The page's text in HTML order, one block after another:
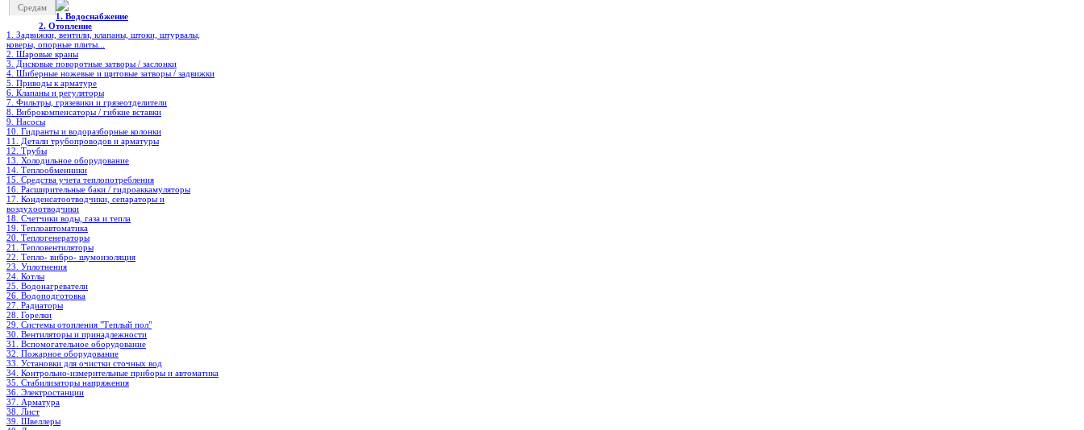
Средам
1. Водоснабжение
2. Отопление
1. Задвижки, вентили, клапаны, штоки, штурвалы,
коверы, опорные плиты...
2. Шаровые краны
3. Дисковые поворотные затворы / заслонки
4. Шиберные ножевые и щитовые затворы / задвижки
5. Приводы к арматуре
6. Клапаны и регуляторы
7. Фильтры, грязевики и грязеотделители
8. Виброкомпенсаторы / гибкие вставки
9. Насосы
10. Гидранты и водоразборные колонки
11. Детали трубопроводов и арматуры
12. Трубы
13. Холодильное oборудование
14. Теплообменники
15. Средства учета теплопотребления
16. Расширительные баки / гидроаккамуляторы
17. Конденсатоотводчики, сепараторы и
воздухоотводчики
18. Счетчики воды, газа и тепла
19. Теплоавтоматика
20. Теплогенераторы
21. Тепловентиляторы
22. Тепло- вибро- шумоизоляция
23. Уплотнения
24. Котлы
25. Водонагреватели
26. Водоподготовка
27. Радиаторы
28. Горелки
29. Системы отопления "Теплый пол"
30. Вентиляторы и принадлежности
31. Вспомогательное оборудование
32. Пожарное оборудование
33. Установки для очистки сточных вод
34. Контрольно-измерительные приборы и автоматика
35. Стабилизаторы напряжения
36. Электростанции
37. Арматура
38. Лист
39. Швеллеры